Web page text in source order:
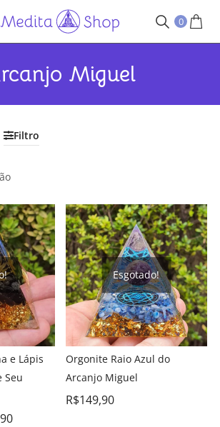
0
Miguel
Filtro
e Lápis
Seu
Esgotado!
Orgonite Raio Azul do
Arcanjo Miguel
R$149,90